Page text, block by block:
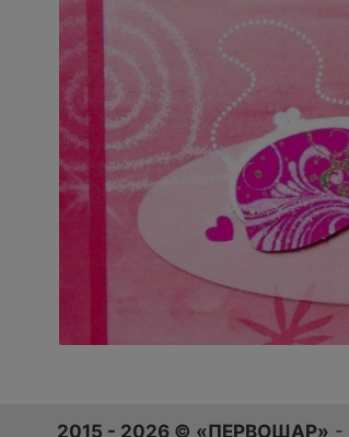
2015 - 2026 © «ПЕРВОШАР» -